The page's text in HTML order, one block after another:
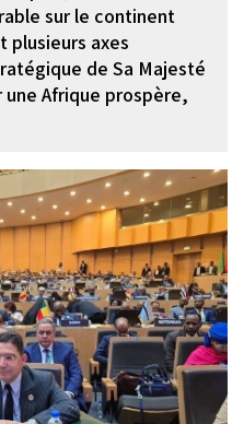
sur le continent
plusieurs axes
de Sa Majesté
une Afrique prospère,